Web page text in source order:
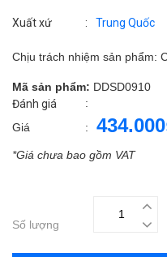
Xuất xứ : Trung Quốc
Chịu trách nhiệm sản phẩm:
Mã sản phẩm: DDSD0910
Đánh giá
:
Giá
:
*Giá chưa bao gồm VAT
Số lượng